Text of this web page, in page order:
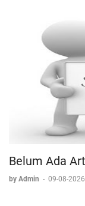
Belum Ada
by Admin - 09-08-2026